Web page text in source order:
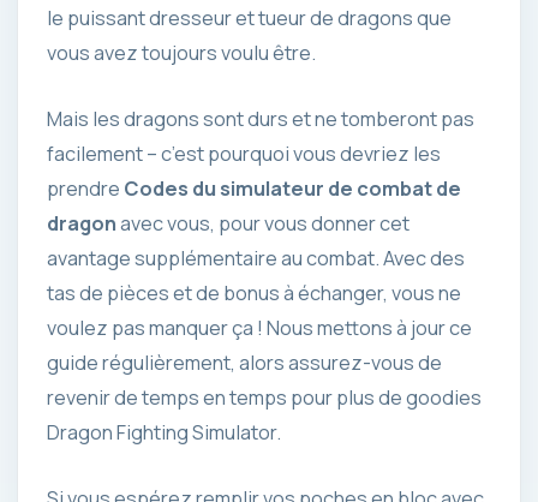
le puissant dresseur et tueur de dragons que
vous avez toujours voulu être.
Mais les dragons sont durs et ne tomberont pas
facilement – c’est pourquoi vous devriez les
prendre Codes du simulateur de combat de
dragonavec vous, pour vous donner cet
avantage supplémentaire au combat. Avec des
tas de pièces et de bonus à échanger, vous ne
voulez pas manquer ça ! Nous mettons à jour ce
guide régulièrement, alors assurez-vous de
revenir de temps en temps pour plus de goodies
Dragon Fighting Simulator.